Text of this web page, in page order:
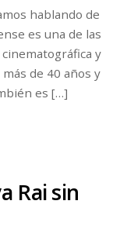
hablando de
es una de las
y
de 40 años y
es […]
Rai sin